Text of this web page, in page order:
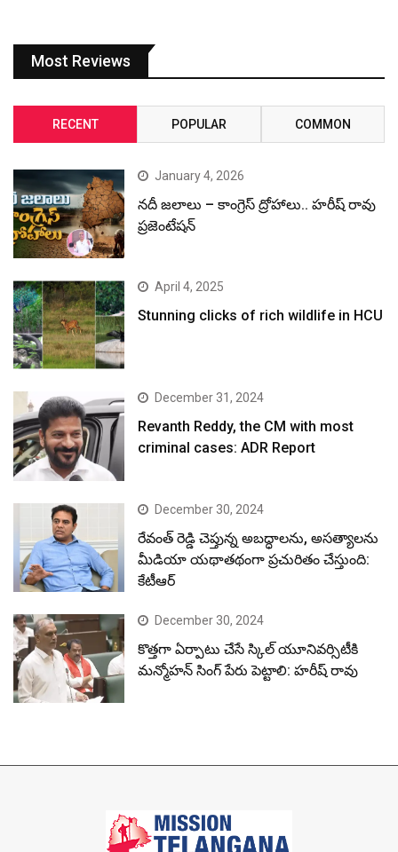
Most Reviews
RECENT POPULAR COMMON
January 4, 2026
నదీ జలాలు – కాంగ్రెస్ ద్రోహాలు.. హరీష్ రావు
ప్రజెంటేషన్
April 4, 2025
Stunning clicks of rich wildlife in HCU
December 31, 2024
Revanth Reddy, the CM with most
criminal cases: ADR Report
December 30, 2024
రేవంత్ రెడ్డి చెప్తున్న అబద్ధాలను, అసత్యాలను
మీడియా యథాతథంగా ప్రచురితం చేస్తుంది:
కేటీఆర్
December 30, 2024
కొత్తగా ఏర్పాటు చేసే స్కిల్ యూనివర్సిటీకి
మన్మోహన్ సింగ్ పేరు పెట్టాలి: హరీష్ రావు